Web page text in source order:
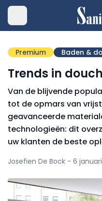
Premium Baden &
Trends in
Van de blijvende
tot de opmars van
geavanceerde
technologieën: dit
uw klanten de beste
Josefien De Bock - 6